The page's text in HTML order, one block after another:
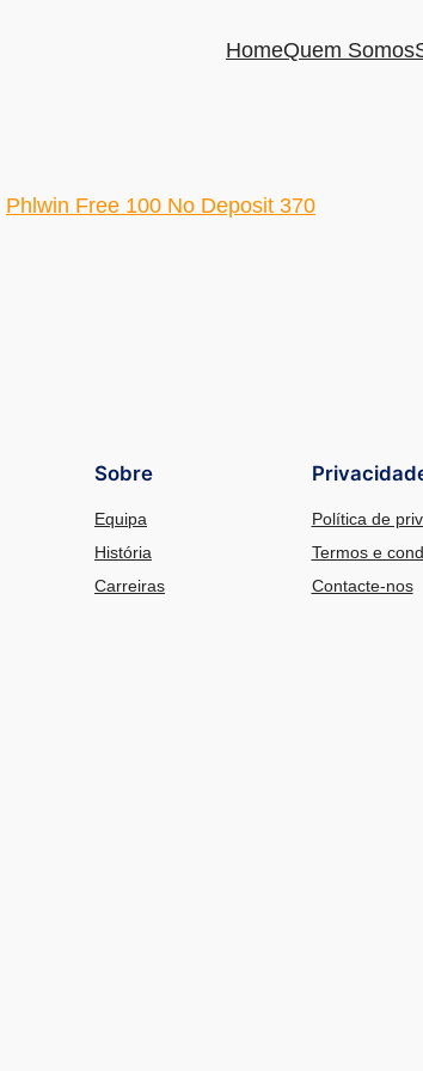
HomeQuem Somos
Phlwin Free 100 No Deposit 370
Sobre
Equipa
História
Carreiras
Política de
Termos e
Contacte-nos